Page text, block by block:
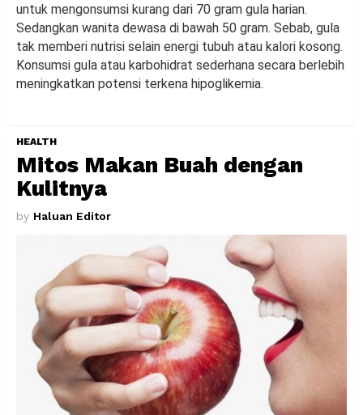
untuk mengonsumsi kurang dari 70 gram gula harian.
Sedangkan wanita dewasa di bawah 50 gram. Sebab, gula
tak memberi nutrisi selain energi tubuh atau kalori kosong.
Konsumsi gula atau karbohidrat sederhana secara berlebih
meningkatkan potensi terkena hipoglikemia.
HEALTH
Mitos Makan Buah dengan
Kulitnya
by Haluan Editor